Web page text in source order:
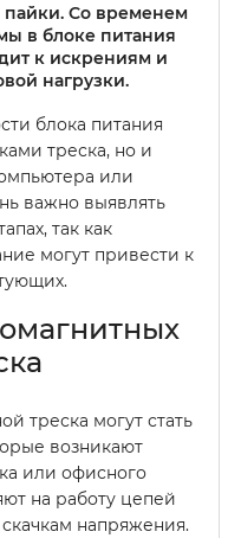
пайки. Со временем
в блоке питания
к искрениям и
нагрузки.
блока питания
треска, но и
или
важно выявлять
так как
могут привести к
треска могут стать
возникают
или офисного
на работу цепей
напряжения.